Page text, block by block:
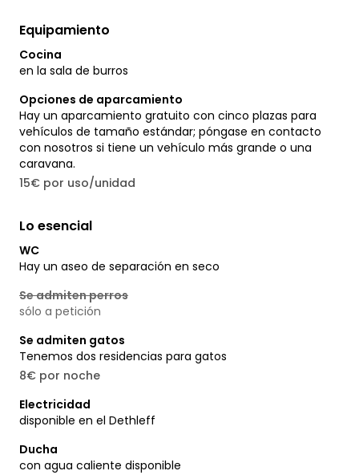
Equipamiento
Cocina
en la sala de burros
Opciones de aparcamiento
Hay un aparcamiento gratuito con cinco plazas para
vehículos de tamaño estándar; póngase en contacto
con nosotros si tiene un vehículo más grande o una
caravana.
15€ por uso/unidad
Lo esencial
WC
Hay un aseo de separación en seco
Se admiten perros
sólo a petición
Se admiten gatos
Tenemos dos residencias para gatos
8€ por noche
Electricidad
disponible en el Dethleff
Ducha
con agua caliente disponible